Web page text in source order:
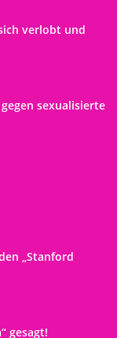
verlobt und
sexualisierte
„Stanford
gesagt!